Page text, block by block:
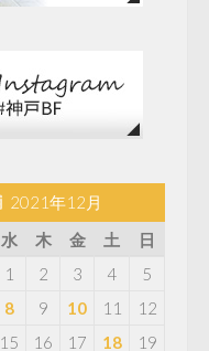
2021年12月
水 木 金 土
日
1
2 3 4
5
8 9 10 11
12
15 16 17 18
19